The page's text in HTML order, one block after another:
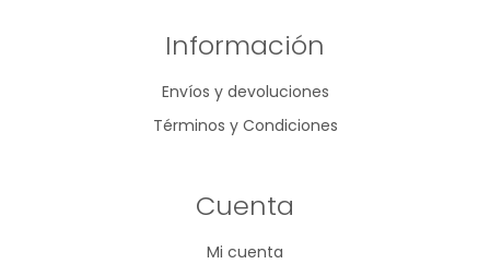
Información
Envíos y devoluciones
Términos y Condiciones
Cuenta
Mi cuenta